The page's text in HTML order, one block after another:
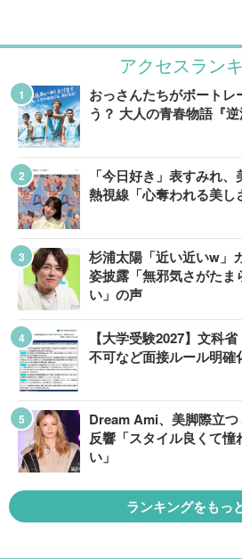
アクセスラン
おっさんたちがボート
う？ 大人の青春物語『
「今日好き」表すみれ
熱視線「心奪われる美し
杉浦太陽「近い近いw」
姿披露「無邪気さがた
い」の声
【大学受験2027】文科
不可など面接ルール明確
Dream Ami、美脚際立
反響「スタイル良くて
い」
ランキングをもっ